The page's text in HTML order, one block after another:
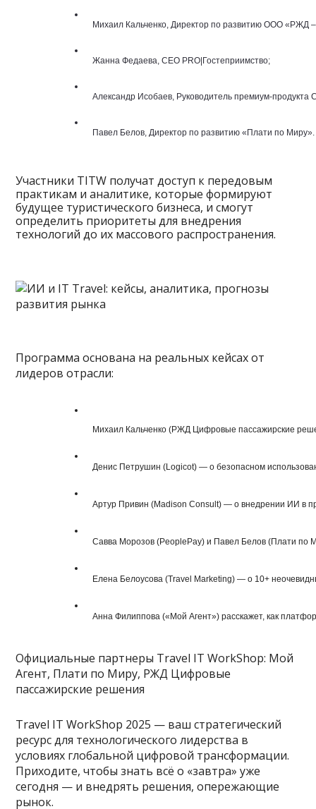
Михаил Кальченко, Директор по развитию ООО
  Жанна Федаева, CEO PRO|Гостеприимство;
Александр Исобаев, Руководитель премиум-продукта
  Павел Белов, Директор по развитию «Плати по Миру».
Участники TITW получат доступ к передовым
практикам и аналитике, которые формируют
будущее туристического бизнеса, и смогут
определить приоритеты для внедрения
технологий до их массового распространения.
Программа основана на реальных кейсах от
лидеров отрасли:
Михаил Кальченко (РЖД Цифровые пассажирские
Денис Петрушин (Logicot) — о безопасном
Артур Привин (Madison Consult) — о внедрении ИИ
Савва Морозов (PeoplePay) и Павел Белов (Плати по
Елена Белоусова (Travel Marketing) — о 10+
Анна Филиппова («Мой Агент») расскажет, как
Официальные партнеры Travel IT WorkShop: Мой
Агент, Плати по Миру, РЖД Цифровые
пассажирские решения
Travel IT WorkShop 2025 — ваш стратегический
ресурс для технологического лидерства в
условиях глобальной цифровой трансформации.
Приходите, чтобы знать всё о «завтра» уже
сегодня — и внедрять решения, опережающие
рынок.